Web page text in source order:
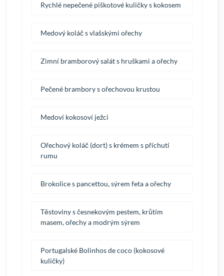
Rychlé nepečené piškotové kuličky s kokosem
Medový koláč s vlašskými ořechy
Zimní bramborový salát s hruškami a ořechy
Pečené brambory s ořechovou krustou
Medoví kokosoví ježci
Ořechový koláč (dort) s krémem s příchutí
rumu
Brokolice s pancettou, sýrem feta a ořechy
Těstoviny s česnekovým pestem, krůtím
masem, ořechy a modrým sýrem
Portugalské Bolinhos de coco (kokosové
kuličky)